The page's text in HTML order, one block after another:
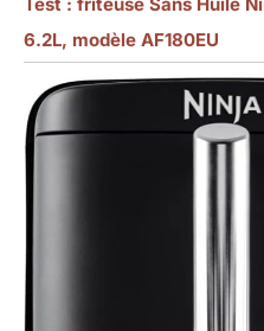
6.2L, modèle AF180EU